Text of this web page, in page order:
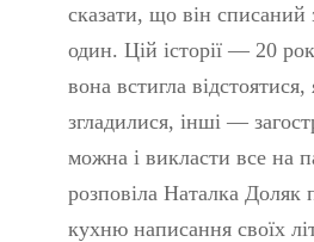
сказати, що він списаний
один. Цій історії — 20
вона встигла відстоятися,
згладилися, інші —
можна і викласти все на
розповіла Наталка Доляк
кухню написання своїх